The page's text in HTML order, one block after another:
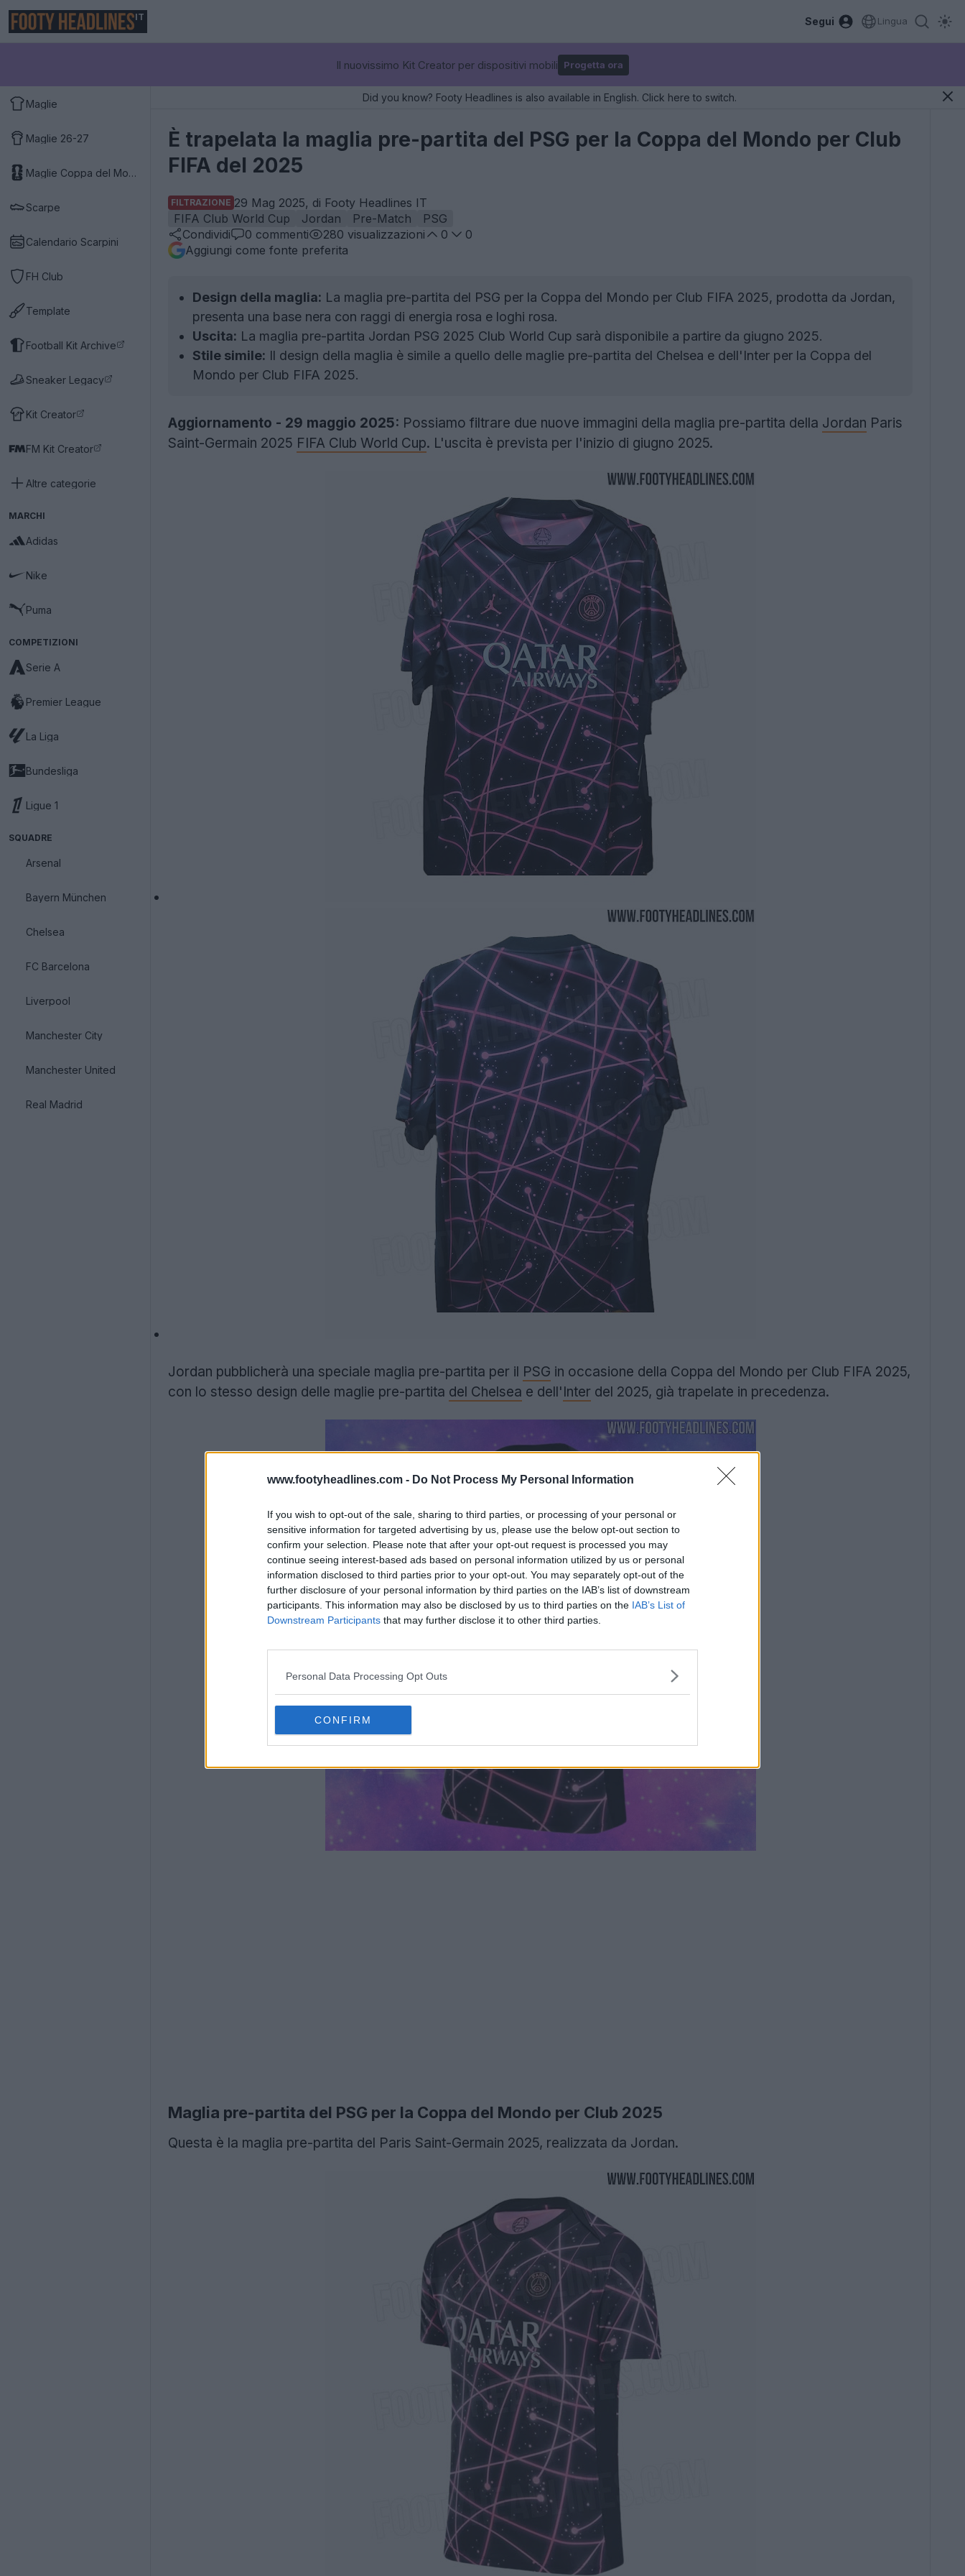
www.footyheadlines.com - Do Not Process My Personal Information
If you wish to opt-out of the sale, sharing to third parties, or processing of your personal or
sensitive information for targeted advertising by us, please use the below opt-out section to
confirm your selection. Please note that after your opt-out request is processed you may
continue seeing interest-based ads based on personal information utilized by us or personal
information disclosed to third parties prior to your opt-out. You may separately opt-out of the
further disclosure of your personal information by third parties on the IAB’s list of downstream
participants. This information may also be disclosed by us to third parties on the IAB’s List of
Downstream Participants that may further disclose it to other third parties.
Personal Data Processing Opt Outs
CONFIRM
IT Segui Lingua
Il nuovissimo Kit Creator per dispositivi mobili Progetta ora
Maglie
Maglie 26-27
Maglie Coppa del Mondo 2026
Scarpe
Calendario Scarpini
FH Club
Template
Football Kit Archive
Sneaker Legacy
Kit Creator
FM Kit Creator
Altre categorie
MARCHI
Adidas
Nike
Puma
COMPETIZIONI
Serie A
Premier League
La Liga
Bundesliga
Ligue 1
SQUADRE
Arsenal
Bayern München
Chelsea
FC Barcelona
Liverpool
Manchester City
Manchester United
Real Madrid
Did you know? Footy Headlines is also available in English. Click here to switch.
È trapelata la maglia pre-partita del PSG per la Coppa del Mondo per Club
FIFA del 2025
FILTRAZIONE 29 Mag 2025, di Footy Headlines IT
FIFA Club World Cup
Jordan Pre-Match
PSG
Condividi
0 commenti 280 visualizzazioni 0
0
Aggiungi come fonte preferita
Design della maglia: La maglia pre-partita del PSG per la Coppa del Mondo per Club FIFA 2025, prodotta da Jordan,
presenta una base nera con raggi di energia rosa e loghi rosa.
Uscita: La maglia pre-partita Jordan PSG 2025 Club World Cup sarà disponibile a partire da giugno 2025.
Stile simile: Il design della maglia è simile a quello delle maglie pre-partita del Chelsea e dell'Inter per la Coppa del
Mondo per Club FIFA 2025.
Aggiornamento - 29 maggio 2025: Possiamo filtrare due nuove immagini della maglia pre-partita della Jordan Paris
Saint-Germain 2025 FIFA Club World Cup. L'uscita è prevista per l'inizio di giugno 2025.
Jordan pubblicherà una speciale maglia pre-partita per il PSG in occasione della Coppa del Mondo per Club FIFA 2025,
con lo stesso design delle maglie pre-partita del Chelsea e dell'Inter del 2025, già trapelate in precedenza.
Maglia pre-partita del PSG per la Coppa del Mondo per Club 2025
Questa è la maglia pre-partita del Paris Saint-Germain 2025, realizzata da Jordan.